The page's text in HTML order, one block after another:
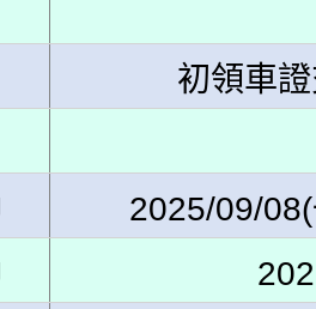
初領車
2025/09/